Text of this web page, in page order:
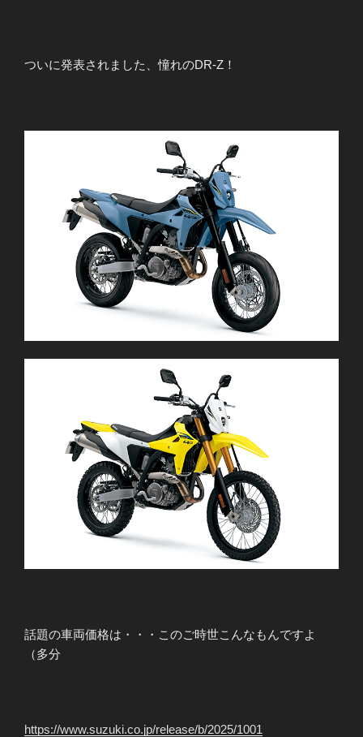
ついに発表されました、憧れのDR-Z！
話題の車両価格は・・・このご時世こんなもんですよ
（多分
https://www.suzuki.co.jp/release/b/2025/1001